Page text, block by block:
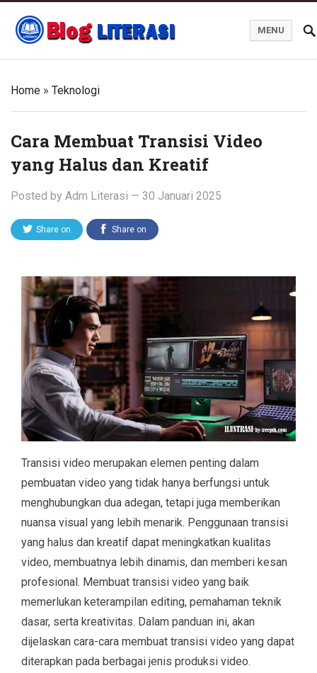
MENU
Home » Teknologi
Cara Membuat Transisi Video
yang Halus dan Kreatif
Posted by Adm Literasi — 30 Januari 2025
Share on Share on
Transisi video merupakan elemen penting dalam
pembuatan video yang tidak hanya berfungsi untuk
menghubungkan dua adegan, tetapi juga memberikan
nuansa visual yang lebih menarik. Penggunaan transisi
yang halus dan kreatif dapat meningkatkan kualitas
video, membuatnya lebih dinamis, dan memberi kesan
profesional. Membuat transisi video yang baik
memerlukan keterampilan editing, pemahaman teknik
dasar, serta kreativitas. Dalam panduan ini, akan
dijelaskan cara-cara membuat transisi video yang dapat
diterapkan pada berbagai jenis produksi video.